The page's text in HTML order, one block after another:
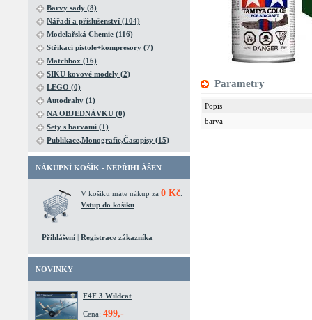
Barvy sady (8)
Nářadí a příslušenství (104)
Modelařská Chemie (116)
Stříkací pistole+kompresory (7)
Matchbox (16)
SIKU kovové modely (2)
LEGO (0)
Autodrahy (1)
NA OBJEDNÁVKU (0)
Sety s barvami (1)
Publikace,Monografie,Časopisy (15)
NÁKUPNÍ KOŠÍK - NEPŘIHLÁŠEN
V košíku máte nákup za 0 Kč
Vstup do košíku
Přihlášení | Registrace zákazníka
NOVINKY
F4F 3 Wildcat
Cena: 499,-
Parametry
Popis
barva